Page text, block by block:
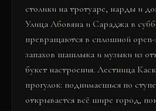
столики на тротуаре, нарды и
Улица Абовяна и Сараджа в
превращаются в сплошной
запахов шашлыка и музыки из
букет настроения. Лестница
прогулок: поднимаешься по
открывается всё шире город,